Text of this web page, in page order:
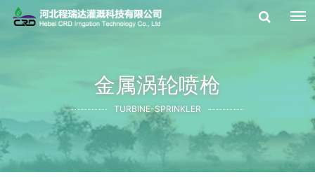
金属涡轮喷枪
TURBINE-SPRINKLER